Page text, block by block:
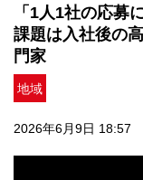
「1人1社の応
課題は入社後の
門家
地域
2026年6月9日 18:57